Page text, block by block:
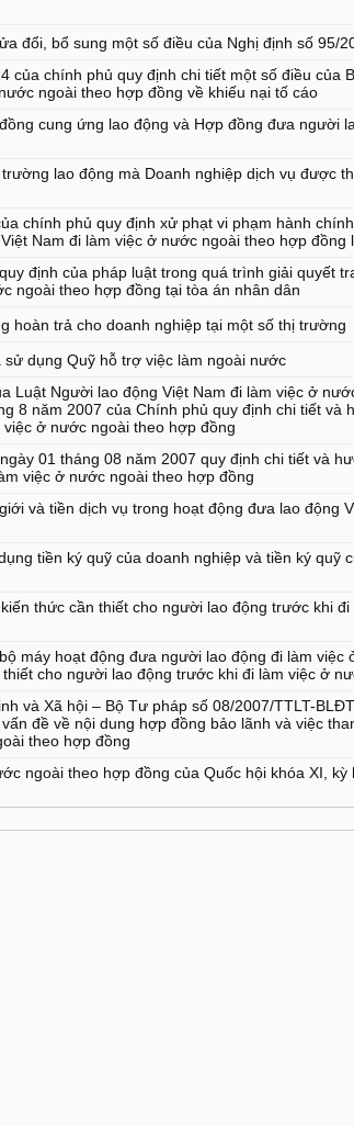
đổi, bổ sung một số điều của Nghị định số 95/
của chính phủ quy định chi tiết một số điều của
ngoài theo hợp đồng về khiếu nại tố cáo
cung ứng lao động và Hợp đồng đưa người
lao động mà Doanh nghiệp dịch vụ được
chính phủ quy định xử phạt vi phạm hành
Nam đi làm việc ở nước ngoài theo hợp đồng
định của pháp luật trong quá trình giải quyết
ngoài theo hợp đồng tại tòa án nhân dân
hoàn trả cho doanh nghiệp tại một số thị trường
dụng Quỹ hỗ trợ việc làm ngoài nước
Luật Người lao động Việt Nam đi làm việc ở
8 năm 2007 của Chính phủ quy định chi tiết và
ở nước ngoài theo hợp đồng
01 tháng 08 năm 2007 quy định chi tiết và
việc ở nước ngoài theo hợp đồng
và tiền dịch vụ trong hoạt động đưa lao động
tiền ký quỹ của doanh nghiệp và tiền ký quỹ
thức cần thiết cho người lao động trước khi
máy hoạt động đưa người lao động đi làm việc
cho người lao động trước khi đi làm việc ở
và Xã hội – Bộ Tư pháp số 08/2007/TTLT-
đề về nội dung hợp đồng bảo lãnh và việc
theo hợp đồng
ngoài theo hợp đồng của Quốc hội khóa XI, kỳ